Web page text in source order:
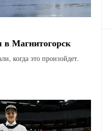
в Магнитогорск
когда это произойдет.